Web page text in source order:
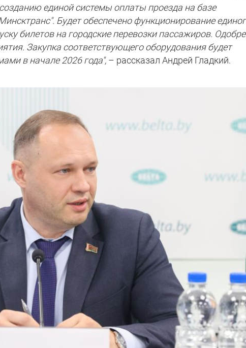
единой системы оплаты проезда на базе
Будет обеспечено функционирование
билетов на городские перевозки пассажиров.
Закупка соответствующего оборудования будет
в начале 2026 года", – рассказал Андрей Гладкий.